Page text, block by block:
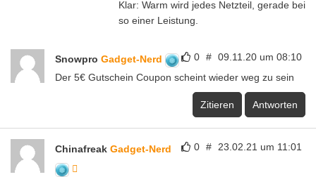
Klar: Warm wird jedes Netzteil, gerade bei
so einer Leistung.
0 # 09.11.20 um 08:10
Snowpro Gadget-Nerd
Der 5€ Gutschein Coupon scheint wieder weg zu sein
Zitieren Antworten
0 # 23.02.21 um 11:01
Chinafreak Gadget-Nerd